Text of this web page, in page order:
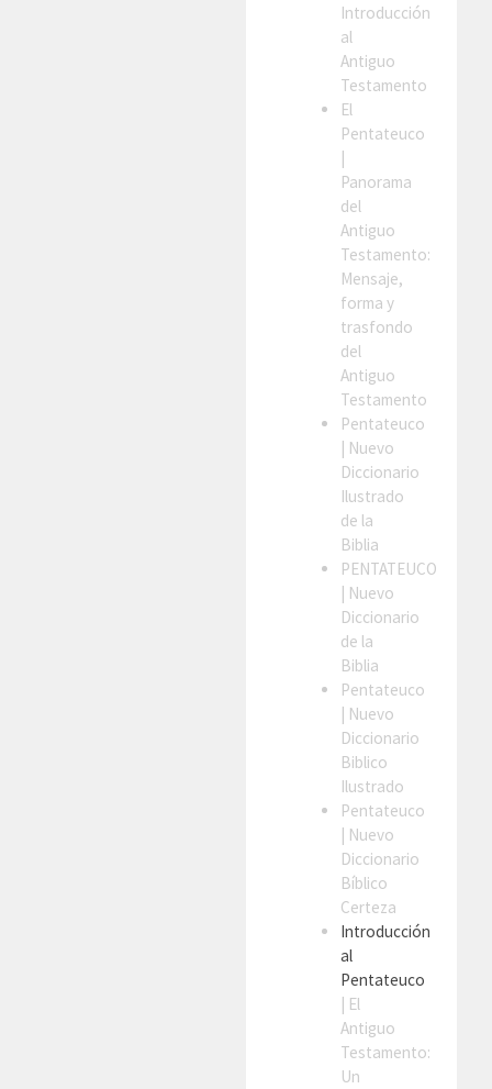
Introducción
al
Antiguo
Testamento
El
Pentateuco
Panorama
del
Antiguo
Testamento:
Mensaje,
forma y
trasfondo
del
Antiguo
Testamento
Pentateuco
| Nuevo
Diccionario
Ilustrado
de la
Biblia
PENTATEUCO
| Nuevo
Diccionario
de la
Biblia
Pentateuco
| Nuevo
Diccionario
Biblico
Ilustrado
Pentateuco
| Nuevo
Diccionario
Bíblico
Certeza
Introducción
al
Pentateuco
| El
Antiguo
Testamento:
Un